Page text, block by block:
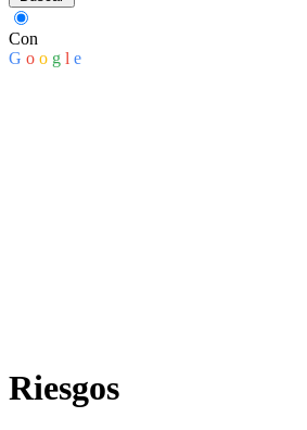
Con
G o o g l e
Riesgos